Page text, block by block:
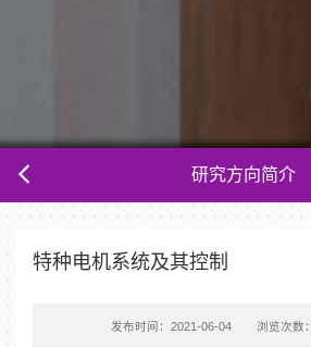
研究方向简介
特种电机系统及其控制
发布时间：2021-06-04 浏览次数：